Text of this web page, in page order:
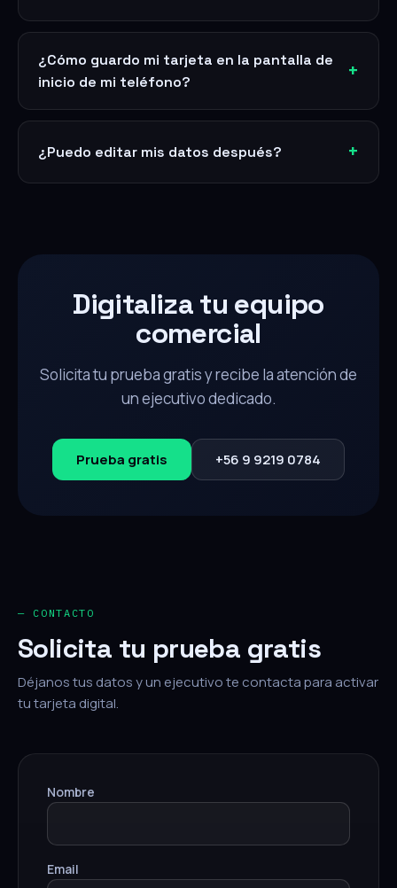
¿Cómo guardo mi tarjeta en la pantalla de
inicio de mi teléfono?
¿Puedo editar mis datos después?
Digitaliza tu equipo
comercial
Solicita tu prueba gratis y recibe la atención de
un ejecutivo dedicado.
Prueba gratis +56 9 9219 0784
— CONTACTO
Solicita tu prueba gratis
Déjanos tus datos y un ejecutivo te contacta para activar
tu tarjeta digital.
Nombre
Email